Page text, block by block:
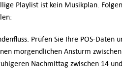
Playlist ist kein Musikplan.
Prüfen Sie Ihre POS-Daten
morgendlichen Ansturm
Nachmittag zwischen 14